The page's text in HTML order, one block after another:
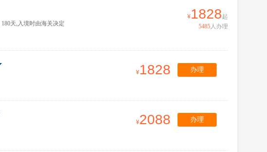
天,入境时由海关决定
1828起
5485人办理
1828 办理
2088 办理